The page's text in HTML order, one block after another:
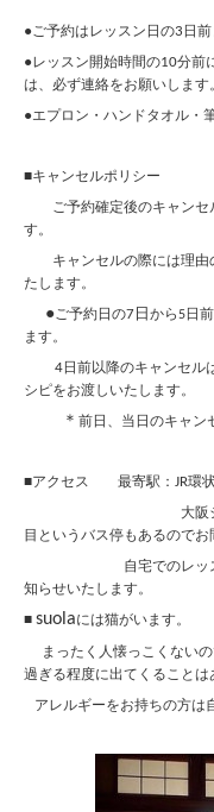
●ご予約はレッスン日の3 日
●レッスン開始時間の10分前
は、必ず連絡をお願いします
●エプロン・ハンドタオル・
■キャンセルポリシー
ご予約確定後のキャンセ
す。
キャンセルの際には理由
たします。
●ご予約日の7 日 から5日
ます。
4日前以降のキャンセル
シピをお渡しいたします。
＊ 前日、当日のキャン
■アクセス 最寄駅： JR環
大阪シティバス
目というバス停もあるのでお
自宅でのレッスンで
知らせいたします。
■ suolaには猫がいます。
まったく人懐っこくないの
過ぎる程度に出てくることは
アレルギーをお持ちの方は